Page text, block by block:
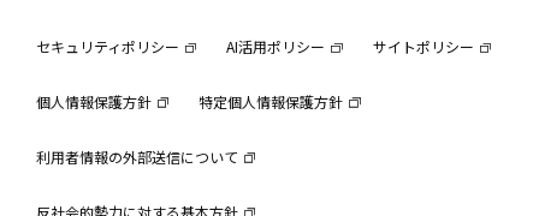
セキュリティポリシー AI活用ポリシー サイトポリシー
個人情報保護方針 特定個人情報保護方針
利用者情報の外部送信について
反社会的勢力に対する基本方針